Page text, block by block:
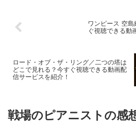
ワンピース 空
ぐ視聴できる動
ロード・オブ・ザ・リング／二つの塔は
どこで見れる？今すぐ視聴できる動画配
信サービスを紹介！
戦場のピアニストの感